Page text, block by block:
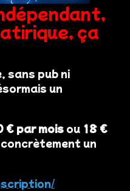
ça
sans pub ni
un
€ par mois ou 18 €
un